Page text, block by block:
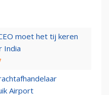
moet het tij keren
India
Airport